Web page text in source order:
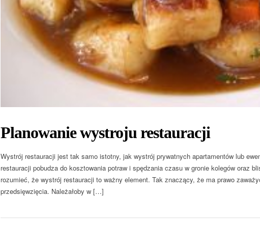
Planowanie wystroju restauracji
Wystrój restauracji jest tak samo istotny, jak wystrój prywatnych apartamentów lub
restauracji pobudza do kosztowania potraw i spędzania czasu w gronie kolegów oraz
rozumieć, że wystrój restauracji to ważny element. Tak znaczący, że ma prawo
przedsięwzięcia. Należałoby w […]